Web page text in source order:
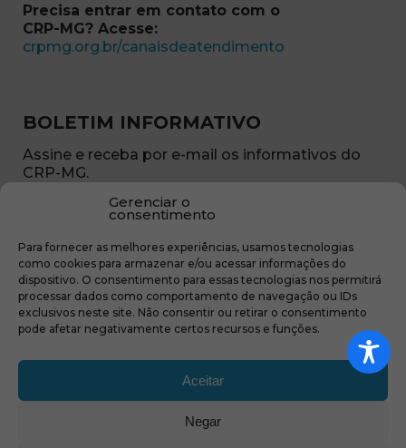
Gerenciar o
consentimento
Para fornecer as melhores experiências, usamos tecnologias
como cookies para armazenar e/ou acessar informações do
dispositivo. O consentimento para essas tecnologias nos permitirá
processar dados como comportamento de navegação ou IDs
exclusivos neste site. Não consentir ou retirar o consentimento
pode afetar negativamente certos recursos e funções.
Aceitar
Negar
Precisa entrar em contato com o
CRP-MG? Acesse:
crpmg.org.br/canaisdeatendimento
BOLETIM INFORMATIVO
Assine e receba por e-mail os informativos do
CRP-MG.
E-
mail
(obrigatório)
Sub
região